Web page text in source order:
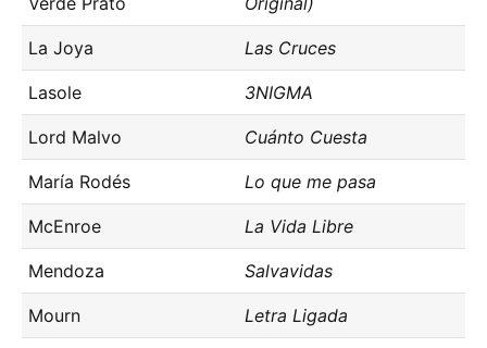
La Joya Las Cruces
Lasole 3NIGMA
Lord Malvo Cuánto Cuesta
María Rodés Lo que me pasa
McEnroe La Vida Libre
Mendoza Salvavidas
Mourn Letra Ligada